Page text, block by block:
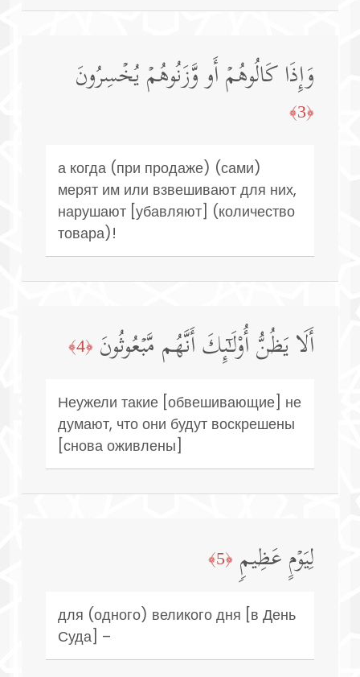
وَإِذَا كَالُوهُمۡ أَو وَّزَنُوهُمۡ یُخۡسِرُونَ
﴿3﴾
а когда (при продаже) (сами)
мерят им или взвешивают для них,
нарушают [убавляют] (количество
товара)!
أَلَا یَظُنُّ أُو۟لَـٰۤىِٕكَ أَنَّهُم مَّبۡعُوثُونَ ﴿4﴾
Неужели такие [обвешивающие] не
думают, что они будут воскрешены
[снова оживлены]
لِیَوۡمٍ عَظِیمࣲ ﴿5﴾
для (одного) великого дня [в День
Суда] –